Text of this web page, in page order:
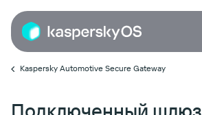
Kaspersky Automotive Secure Gateway